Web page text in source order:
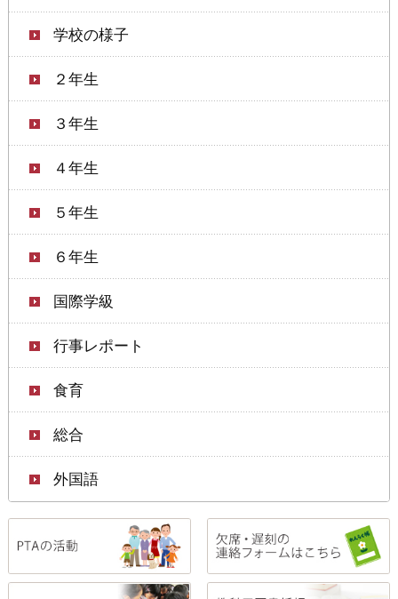
学校の様子
２年生
３年生
４年生
５年生
６年生
国際学級
行事レポート
食育
総合
外国語